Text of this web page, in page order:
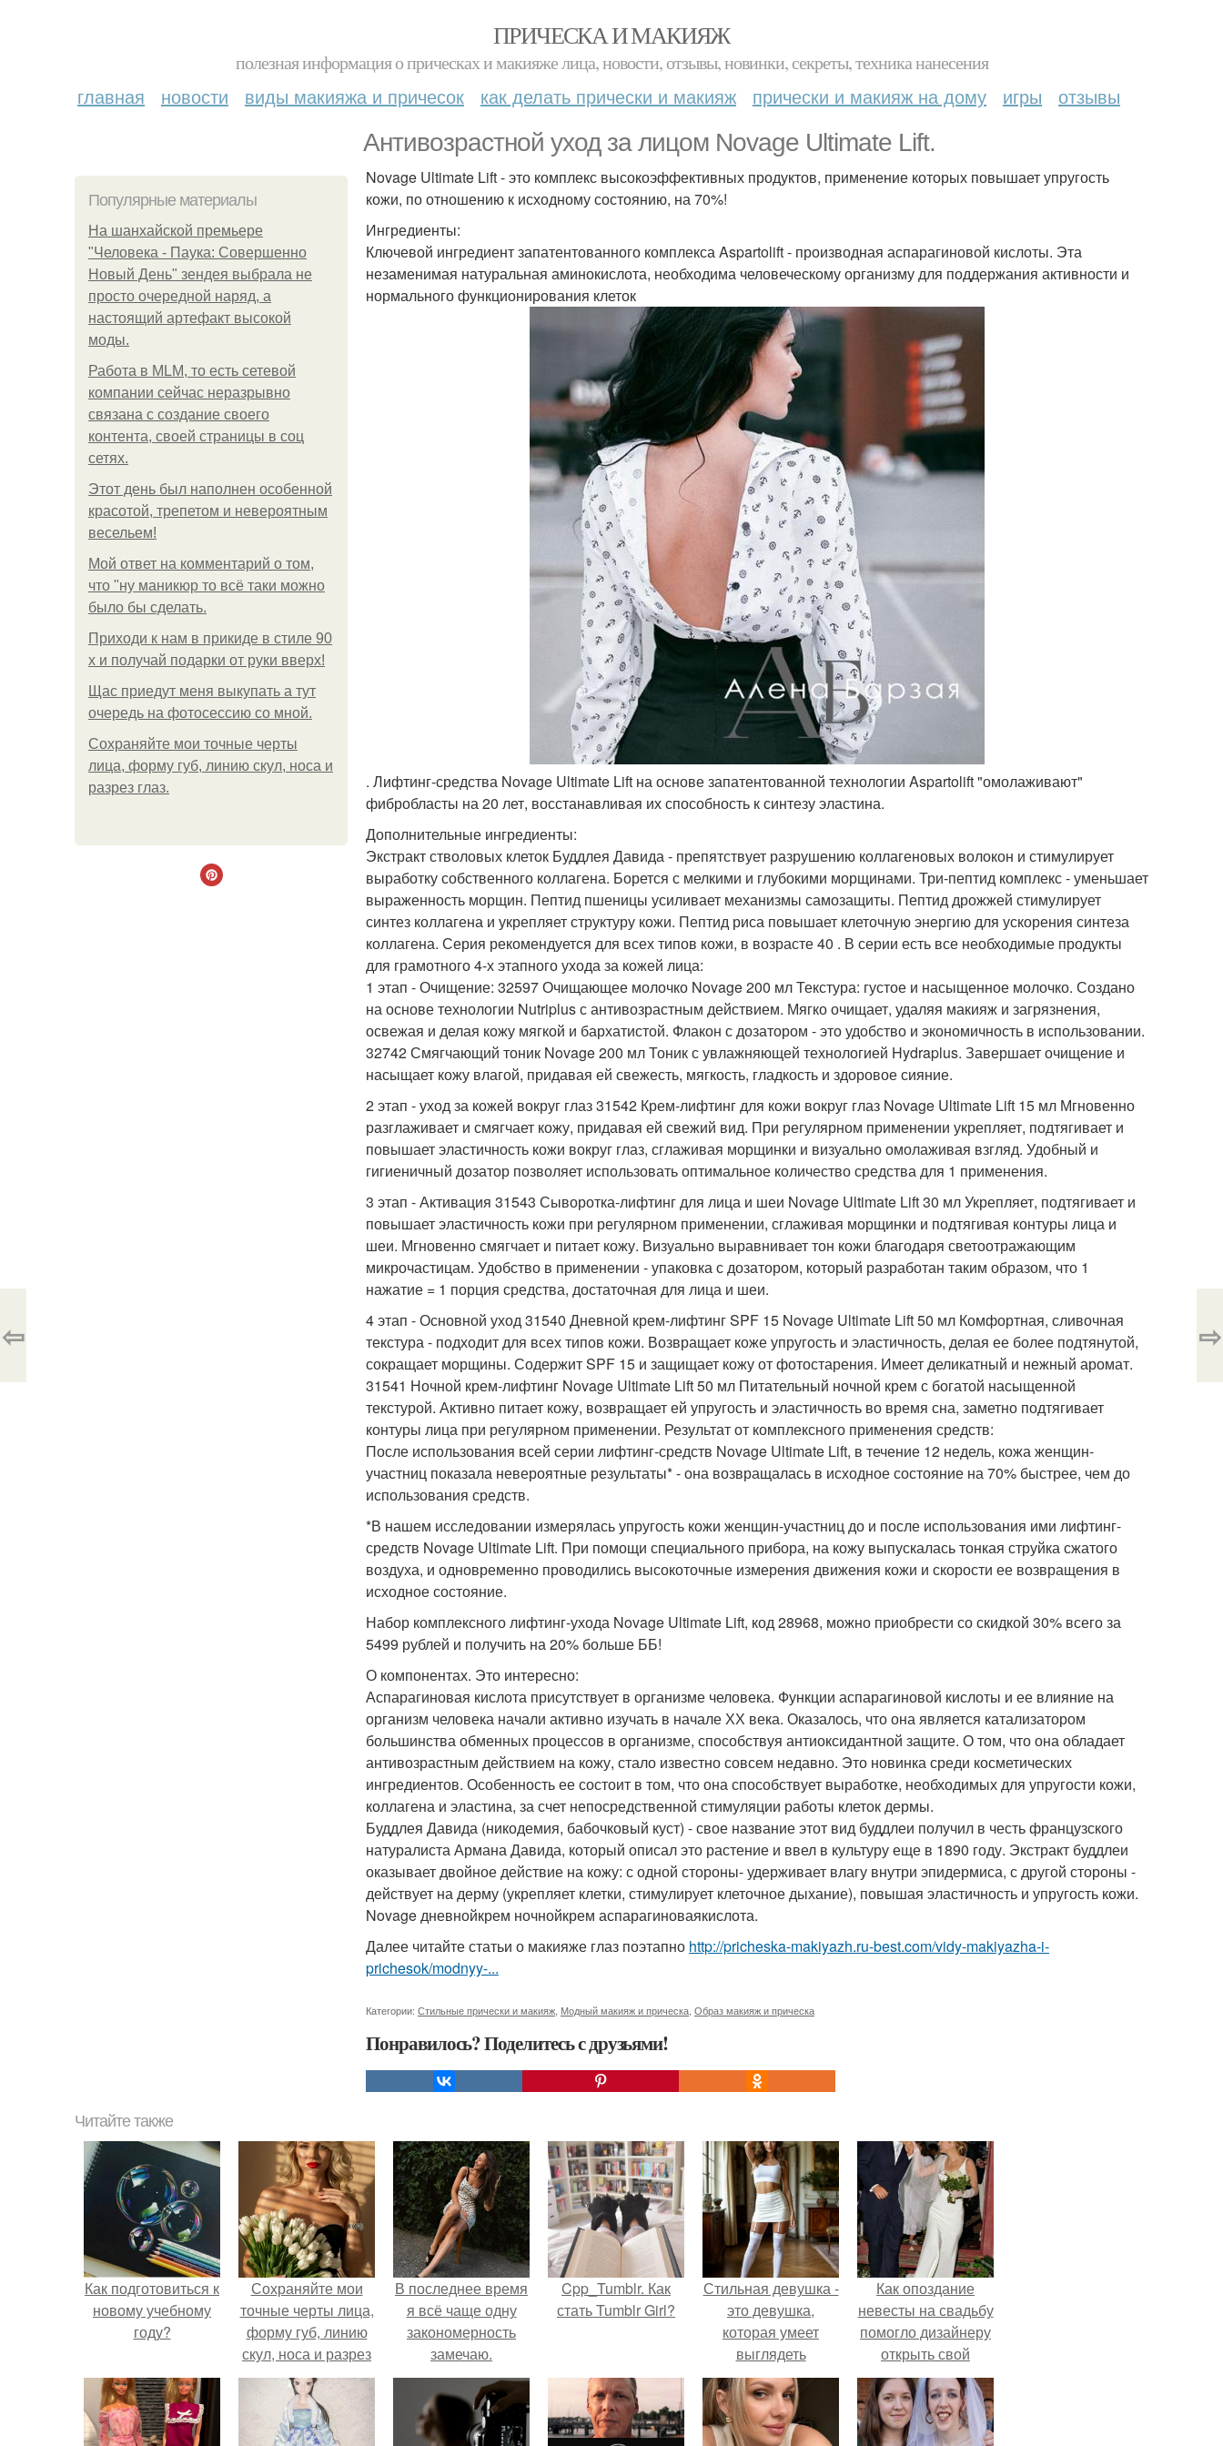
ПРИЧЕСКА И МАКИЯЖ
полезная информация о прическах и макияже лица, новости, отзывы, новинки, секреты, техника нанесения
главная новости виды макияжа и причесок как делать прически и макияж прически и макияж на дому игры отзывы
Антивозрастной уход за лицом Novage Ultimate Lift.
Популярные материалы
На шанхайской премьере
"Человека - Паука: Совершенно
Новый День" зендея выбрала не
просто очередной наряд, а
настоящий артефакт высокой
моды.
Работа в MLM, то есть сетевой
компании сейчас неразрывно
связана с создание своего
контента, своей страницы в соц
сетях.
Этот день был наполнен особенной
красотой, трепетом и невероятным
весельем!
Мой ответ на комментарий о том,
что "ну маникюр то всё таки можно
было бы сделать.
Приходи к нам в прикиде в стиле 90
х и получай подарки от руки вверх!
Щас приедут меня выкупать а тут
очередь на фотосессию со мной.
Сохраняйте мои точные черты
лица, форму губ, линию скул, носа и
разрез глаз.
Novage Ultimate Lift - это комплекс высокоэффективных продуктов, применение которых повышает упругость
кожи, по отношению к исходному состоянию, на 70%!
Ингредиенты:
Ключевой ингредиент запатентованного комплекса Aspartolift - производная аспарагиновой кислоты. Эта
незаменимая натуральная аминокислота, необходима человеческому организму для поддержания активности и
нормального функционирования клеток
. Лифтинг-средства Novage Ultimate Lift на основе запатентованной технологии Aspartolift "омолаживают"
фибробласты на 20 лет, восстанавливая их способность к синтезу эластина.
Дополнительные ингредиенты:
Экстракт стволовых клеток Буддлея Давида - препятствует разрушению коллагеновых волокон и стимулирует
выработку собственного коллагена. Борется с мелкими и глубокими морщинами. Три-пептид комплекс - уменьшает
выраженность морщин. Пептид пшеницы усиливает механизмы самозащиты. Пептид дрожжей стимулирует
синтез коллагена и укрепляет структуру кожи. Пептид риса повышает клеточную энергию для ускорения синтеза
коллагена. Серия рекомендуется для всех типов кожи, в возрасте 40 . В серии есть все необходимые продукты
для грамотного 4-х этапного ухода за кожей лица:
1 этап - Очищение: 32597 Очищающее молочко Novage 200 мл Текстура: густое и насыщенное молочко. Создано
на основе технологии Nutriplus с антивозрастным действием. Мягко очищает, удаляя макияж и загрязнения,
освежая и делая кожу мягкой и бархатистой. Флакон с дозатором - это удобство и экономичность в использовании.
32742 Смягчающий тоник Novage 200 мл Тоник с увлажняющей технологией Hydraplus. Завершает очищение и
насыщает кожу влагой, придавая ей свежесть, мягкость, гладкость и здоровое сияние.
2 этап - уход за кожей вокруг глаз 31542 Крем-лифтинг для кожи вокруг глаз Novage Ultimate Lift 15 мл Мгновенно
разглаживает и смягчает кожу, придавая ей свежий вид. При регулярном применении укрепляет, подтягивает и
повышает эластичность кожи вокруг глаз, сглаживая морщинки и визуально омолаживая взгляд. Удобный и
гигиеничный дозатор позволяет использовать оптимальное количество средства для 1 применения.
3 этап - Активация 31543 Сыворотка-лифтинг для лица и шеи Novage Ultimate Lift 30 мл Укрепляет, подтягивает и
повышает эластичность кожи при регулярном применении, сглаживая морщинки и подтягивая контуры лица и
шеи. Мгновенно смягчает и питает кожу. Визуально выравнивает тон кожи благодаря светоотражающим
микрочастицам. Удобство в применении - упаковка с дозатором, который разработан таким образом, что 1
нажатие = 1 порция средства, достаточная для лица и шеи.
4 этап - Основной уход 31540 Дневной крем-лифтинг SPF 15 Novage Ultimate Lift 50 мл Комфортная, сливочная
текстура - подходит для всех типов кожи. Возвращает коже упругость и эластичность, делая ее более подтянутой,
сокращает морщины. Содержит SPF 15 и защищает кожу от фотостарения. Имеет деликатный и нежный аромат.
31541 Ночной крем-лифтинг Novage Ultimate Lift 50 мл Питательный ночной крем с богатой насыщенной
текстурой. Активно питает кожу, возвращает ей упругость и эластичность во время сна, заметно подтягивает
контуры лица при регулярном применении. Результат от комплексного применения средств:
После использования всей серии лифтинг-средств Novage Ultimate Lift, в течение 12 недель, кожа женщин-
участниц показала невероятные результаты* - она возвращалась в исходное состояние на 70% быстрее, чем до
использования средств.
*В нашем исследовании измерялась упругость кожи женщин-участниц до и после использования ими лифтинг-
средств Novage Ultimate Lift. При помощи специального прибора, на кожу выпускалась тонкая струйка сжатого
воздуха, и одновременно проводились высокоточные измерения движения кожи и скорости ее возвращения в
исходное состояние.
Набор комплексного лифтинг-ухода Novage Ultimate Lift, код 28968, можно приобрести со скидкой 30% всего за
5499 рублей и получить на 20% больше ББ!
О компонентах. Это интересно:
Аспарагиновая кислота присутствует в организме человека. Функции аспарагиновой кислоты и ее влияние на
организм человека начали активно изучать в начале ХХ века. Оказалось, что она является катализатором
большинства обменных процессов в организме, способствуя антиоксидантной защите. О том, что она обладает
антивозрастным действием на кожу, стало известно совсем недавно. Это новинка среди косметических
ингредиентов. Особенность ее состоит в том, что она способствует выработке, необходимых для упругости кожи,
коллагена и эластина, за счет непосредственной стимуляции работы клеток дермы.
Буддлея Давида (никодемия, бабочковый куст) - свое название этот вид буддлеи получил в честь французского
натуралиста Армана Давида, который описал это растение и ввел в культуру еще в 1890 году. Экстракт буддлеи
оказывает двойное действие на кожу: с одной стороны- удерживает влагу внутри эпидермиса, с другой стороны -
действует на дерму (укрепляет клетки, стимулирует клеточное дыхание), повышая эластичность и упругость кожи.
Novage дневнойкрем ночнойкрем аспарагиноваякислота.
Далее читайте статьи о макияже глаз поэтапно http://pricheska-makiyazh.ru-best.com/vidy-makiyazha-i-
prichesok/modnyy-...
Категории: Стильные прически и макияж Модный макияж и прическа Образ макияж и прическа
Понравилось? Поделитесь с друзьями!
⇦ ⇨
Читайте также
Как подготовиться к
новому учебному
году?
Сохраняйте мои
точные черты лица,
форму губ, линию
скул, носа и разрез
глаз.
В последнее время
я всё чаще одну
закономерность
замечаю.
Cpp_Tumblr. Как
стать Tumblr Girl?
Стильная девушка -
это девушка,
которая умеет
выглядеть
привлекательно и
элегантно в любои
ситуации.
Как опоздание
невесты на свадьбу
помогло дизайнеру
открыть свой
бренд.